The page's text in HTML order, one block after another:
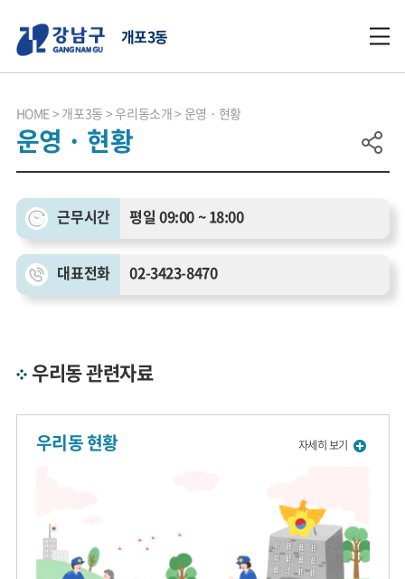
개포3동
HOME 개포3동 우리동소개 운영 · 현황
운영 · 현황
근무시간 평일 09:00 ~ 18:00
대표전화 02-3423-8470
우리동 관련자료
우리동 현황 자세히 보기